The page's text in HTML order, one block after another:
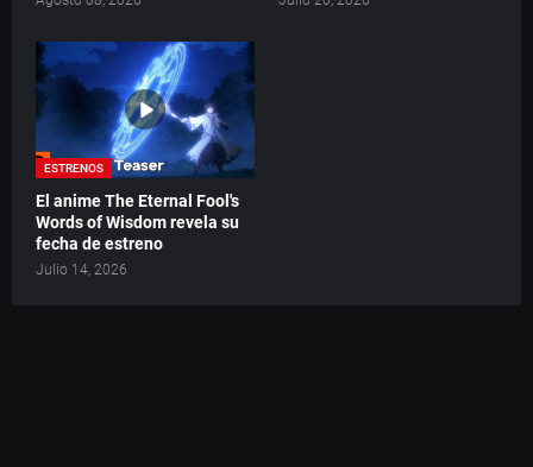
ESTRENOS
El anime The Eternal Fool's
Words of Wisdom revela su
fecha de estreno
Julio 14, 2026